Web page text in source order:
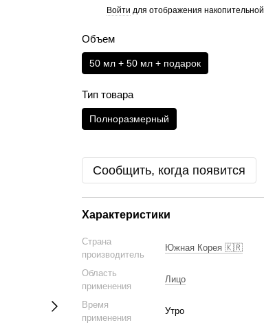
Войти для отображения накопительной
Объем
50 мл + 50 мл + подарок
Тип товара
Полноразмерный
Сообщить, когда появится
Характеристики
Страна
производитель
Южная Корея 🇰🇷
Область
применения
Лицо
Время
применения
Утро